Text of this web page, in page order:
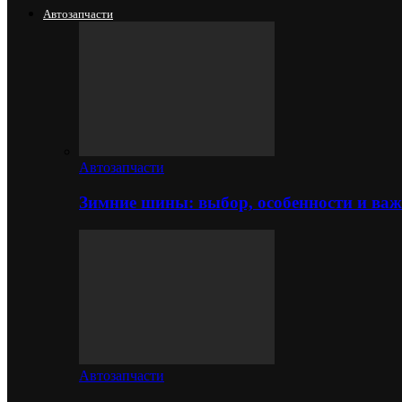
Автозапчасти
Автозапчасти
Зимние шины: выбор, особенности и
Автозапчасти